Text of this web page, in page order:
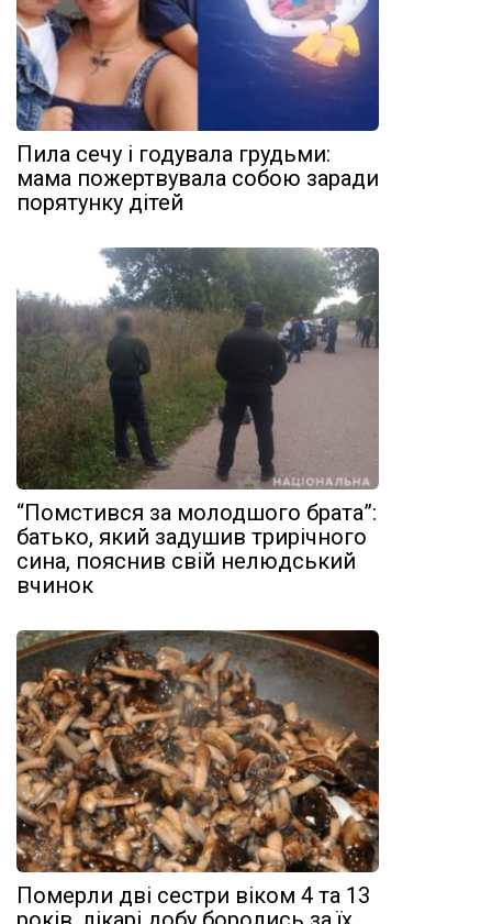
Пила сечу і годувала грудьми:
мама пожертвувала собою заради
порятунку дітей
“Помстився за молодшого брата”:
батько, який задушив трирічного
сина, пояснив свій нелюдський
вчинок
Померли дві сестри віком 4 та 13